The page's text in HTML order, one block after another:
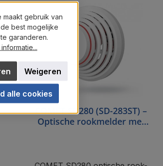
COMET SD280 (SD-283ST) –
Optische rookmelder met
maakt gebruik van
best mogelijke
garanderen.
Weigeren
alle cookies